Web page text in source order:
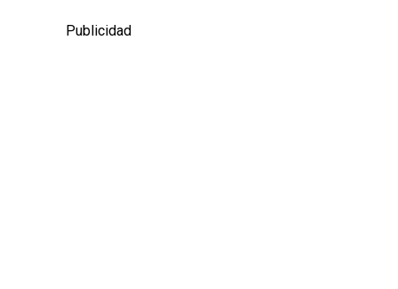
Publicidad